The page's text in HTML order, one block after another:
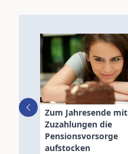
Zum Jahresende mit
Zuzahlungen die
Pensionsvorsorge
aufstocken